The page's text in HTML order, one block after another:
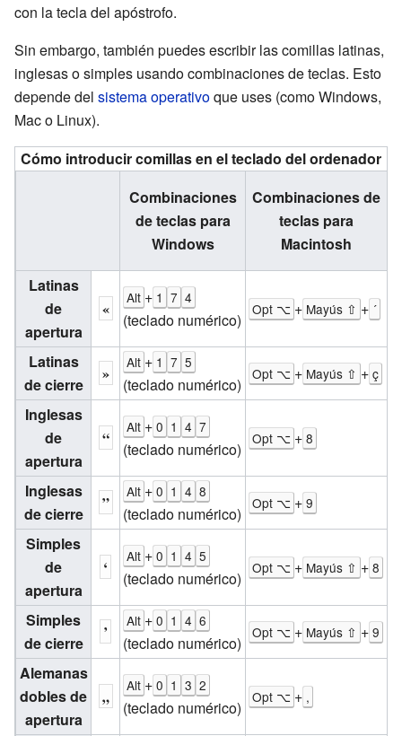
con la tecla del apóstrofo.
Sin embargo, también puedes escribir las comillas latinas,
inglesas o simples usando combinaciones de teclas. Esto
depende del sistema operativoque uses (como Windows,
Mac o Linux).
Cómo introducir comillas en el teclado del ordenador
Combinaciones
de teclas para
Windows
Combinaciones de
teclas para
Macintosh
Latinas
de
apertura
«
Alt + 1 7 4
(teclado numérico)
Opt ⌥ + Mayús ⇧ + ´
Latinas
de cierre
»
Alt + 1 7 5
(teclado numérico)
Opt ⌥ + Mayús ⇧ + ç
Inglesas
de
apertura
“
Alt + 0 1 4 7
(teclado numérico)
Opt ⌥ + 8
Inglesas
de cierre
”
Alt + 0 1 4 8
(teclado numérico)
Opt ⌥ + 9
Simples
de
apertura
‘
Alt + 0 1 4 5
(teclado numérico)
Opt ⌥ + Mayús ⇧ + 8
Simples
de cierre
’
Alt + 0 1 4 6
(teclado numérico)
Opt ⌥ + Mayús ⇧ + 9
Alemanas
dobles de
apertura
„
Alt + 0 1 3 2
(teclado numérico)
Opt ⌥ + ,